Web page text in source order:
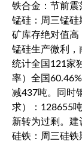
铁合金：节前震
锰硅：周三锰硅
矿库存绝对值
锰硅生产微利，
统计全国121家
率）全国
减437吨。同时
求）：128655
新转为过剩。建
硅铁：周三硅铁